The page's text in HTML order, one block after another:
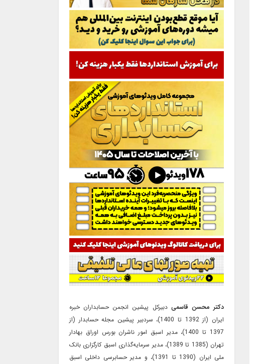
دکتر محسن قاسمی دبیرکل پیشین انجمن حسابداران خبره
ایران (از 1392 تا 1400)، سردبیر پیشین مجله حسابدار (از
1397 تا 1400)، مدیر اسبق امور ناشران بورس اوراق بهادار
تهران (1385 تا 1389)، مدیر سرمایه‌گذاری اسبق کارگزاری بانک
ملی ایران (1390 تا 1391)، و مدیر حسابرسی داخلی اسبق